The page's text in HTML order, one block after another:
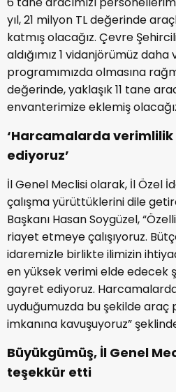
yıl, 21 milyon TL değerinde
katmış olacağız. Çevre
aldığımız 1 vidanjörümüz daha
programımızda olmasına
değerinde, yaklaşık 11 tane
envanterimize eklemiş
‘Harcamalarda
ediyoruz’
İl Genel Meclisi olarak, İl Özel
çalışma yürüttüklerini dile
Başkanı Hasan Soygüzel,
riayet etmeye çalışıyoruz.
idaremizle birlikte ilimizin
en yüksek verimi elde edecek
gayret ediyoruz.
uyduğumuzda bu şekilde araç
imkanına kavuşuyoruz”
Büyükgümüş, İl Genel
teşekkür etti